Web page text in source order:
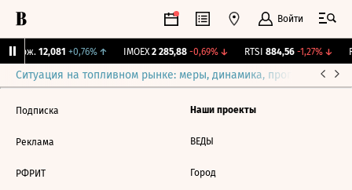
Войти
Бирж. 12,081 +0,76%↑ IMOEX 2 285,88 -0,69%↓ RTSI 884,56 -1,27%↓
Ситуация на топливном рынке: меры, динамика, прогнозы
Подписка
Реклама
РФРИТ
Наши проекты
ВЕДЫ
Город